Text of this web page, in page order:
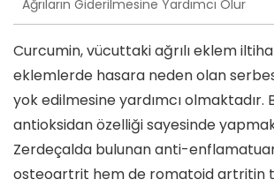
Ağrıların Giderilmesine Yardımcı Olur
Curcumin, vücuttaki ağrılı eklem
eklemlerde hasara neden olan
yok edilmesine yardımcı olmaktadır.
antioksidan özelliği sayesinde
Zerdeçalda bulunan anti-
osteoartrit hem de romatoid artritin